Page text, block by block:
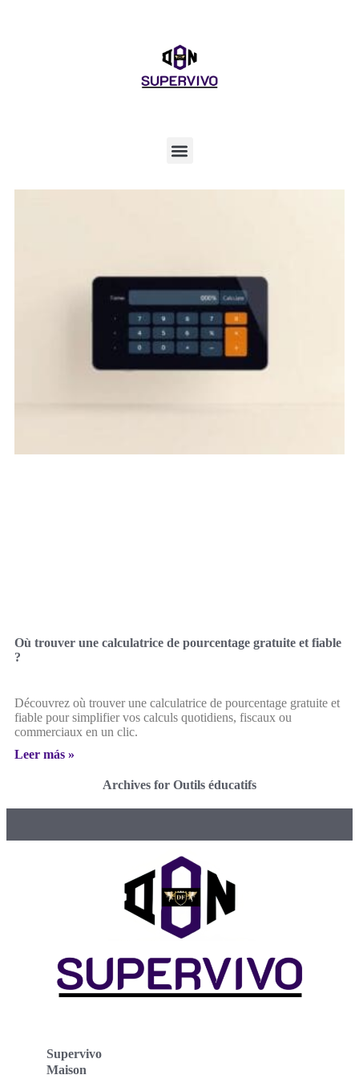
Où trouver une calculatrice de pourcentage gratuite et fiable
?
Découvrez où trouver une calculatrice de pourcentage gratuite et
fiable pour simplifier vos calculs quotidiens, fiscaux ou
commerciaux en un clic.
Leer más »
Archives for Outils éducatifs
Supervivo
Maison